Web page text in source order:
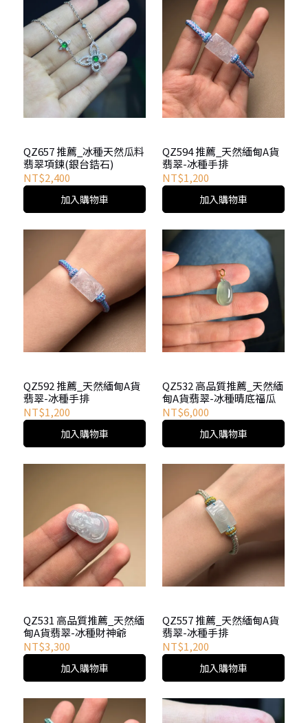
QZ657 推薦_冰種天然瓜料
翡翠項鍊(銀台鋯石)
NT$2,400
加入購物車
QZ594 推薦_天然緬甸A貨
翡翠-冰種手排
NT$1,200
加入購物車
QZ592 推薦_天然緬甸A貨
翡翠-冰種手排
NT$1,200
加入購物車
QZ532 高品質推薦_天然緬
甸A貨翡翠-冰種晴底福瓜
NT$6,000
加入購物車
QZ531 高品質推薦_天然緬
甸A貨翡翠-冰種財神爺
NT$3,300
加入購物車
QZ557 推薦_天然緬甸A貨
翡翠-冰種手排
NT$1,200
加入購物車